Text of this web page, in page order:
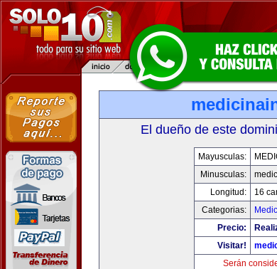
El dueño de este
Mayusculas:
Minusculas:
Longitud:
16
Categorias:
Precio:
Visitar!
Serán